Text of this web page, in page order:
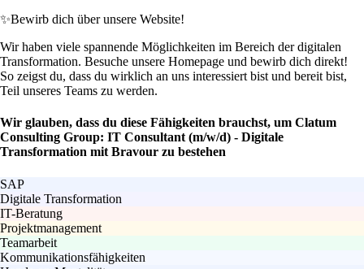
✨Bewirb dich über unsere Website!
Wir haben viele spannende Möglichkeiten im Bereich der digitalen
Transformation. Besuche unsere Homepage und bewirb dich direkt!
So zeigst du, dass du wirklich an uns interessiert bist und bereit bist,
Teil unseres Teams zu werden.
Wir glauben, dass du diese Fähigkeiten brauchst, um Clatum
Consulting Group: IT Consultant (m/w/d) - Digitale
Transformation mit Bravour zu bestehen
SAP
Digitale Transformation
IT-Beratung
Projektmanagement
Teamarbeit
Kommunikationsfähigkeiten